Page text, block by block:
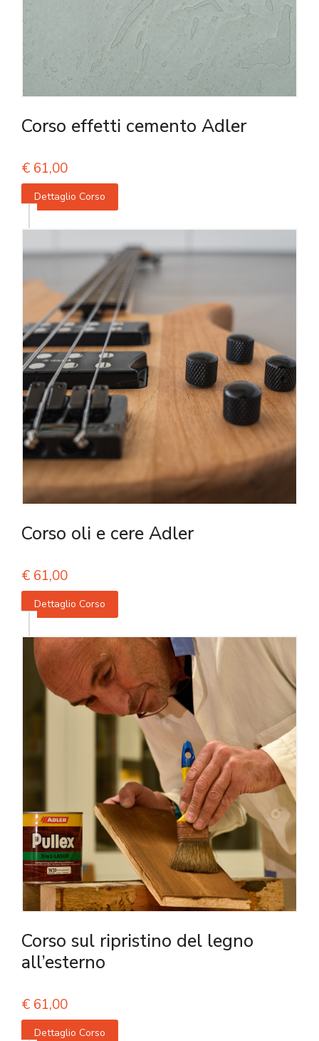
Corso effetti cemento Adler
€ 61,00
Dettaglio Corso
Corso oli e cere Adler
€ 61,00
Dettaglio Corso
Corso sul ripristino del legno
all’esterno
€ 61,00
Dettaglio Corso